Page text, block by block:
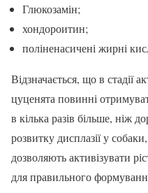
Глюкозамін;
хондороитин;
поліненасичені жирні
Відзначається, що в стадії
цуценята повинні
в кілька разів більше, ніж
розвитку дисплазії у
дозволяють активізувати
для правильного